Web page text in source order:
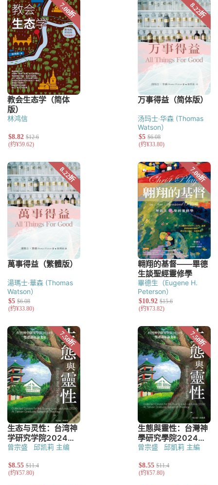
林鸿信
汤玛士‧华森 (Thomas
Watson）
湯瑪士‧華森 (Thomas
Watson）
畢德生（Eugene H.
Peterson）
曾宗盛 邱凯莉 主编 曾宗盛 邱凱莉 主編